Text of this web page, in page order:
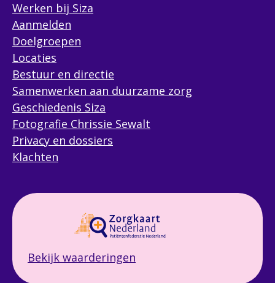
Werken bij Siza
Aanmelden
Doelgroepen
Locaties
Bestuur en directie
Samenwerken aan duurzame zorg
Geschiedenis Siza
Fotografie Chrissie Sewalt
Privacy en dossiers
Klachten
Bekijk waarderingen